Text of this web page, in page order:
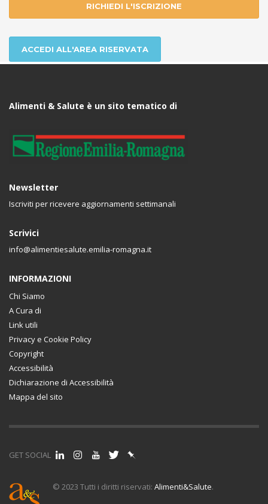
RICHIEDI L'ISCRIZIONE
ACCEDI ALL'AREA RISERVATA
Alimenti & Salute è un sito tematico di
Newsletter
Iscriviti per ricevere aggiornamenti settimanali
Scrivici
info@alimentiesalute.emilia-romagna.it
INFORMAZIONI
Chi Siamo
A Cura di
Link utili
Privacy e Cookie Policy
Copyright
Accessibilità
Dichiarazione di Accessibilità
Mappa del sito
GET SOCIAL
© 2023 Tutti i diritti riservati: Alimenti&Salute.